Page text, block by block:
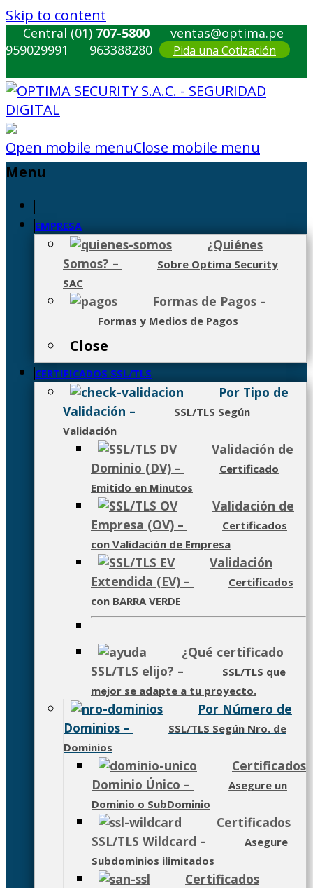
Skip to content
Central (01) 707-5800
ventas@optima.pe
959029991
963388280 Pida una Cotización
Open mobile menuClose mobile menu
Menu
EMPRESA
¿Quiénes
Somos? –
Sobre Optima Security
SAC
Formas de Pagos –
Formas y Medios de Pagos
Close
CERTIFICADOS SSL/TLS
Por Tipo de
Validación –
SSL/TLS Según
Validación
Validación de
Dominio (DV) –
Certificado
Emitido en Minutos
Validación de
Empresa (OV) –
Certificados
con Validación de Empresa
Validación
Extendida (EV) –
Certificados
con BARRA VERDE
¿Qué certificado
SSL/TLS elijo? –
SSL/TLS que
mejor se adapte a tu proyecto.
Por Número de
Dominios –
SSL/TLS Según Nro. de
Dominios
Certificados
Dominio Único –
Asegure un
Dominio o SubDominio
Certificados
SSL/TLS Wildcard –
Asegure
Subdominios ilimitados
Certificados